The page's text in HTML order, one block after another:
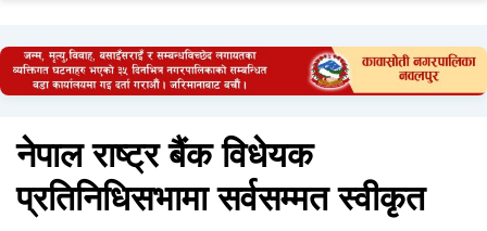
नेपाल राष्ट्र बैंक विधेयक
प्रतिनिधिसभामा सर्वसम्मत स्वीकृत